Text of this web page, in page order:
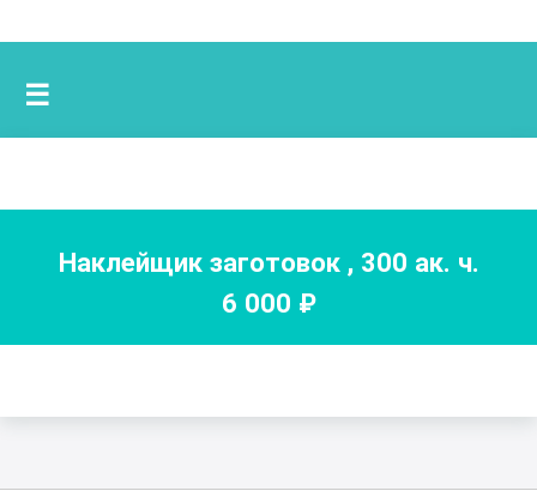
☰
Наклейщик заготовок , 300 ак. ч.
6 000 ₽